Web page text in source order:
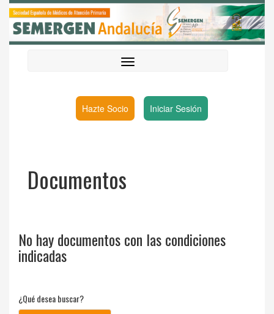
Hazte Socio Iniciar Sesión
Documentos
No hay documentos con las condiciones
indicadas
¿Qué desea buscar?